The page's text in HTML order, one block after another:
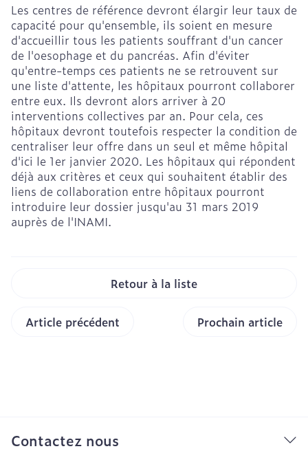
Les centres de référence devront élargir leur taux de
capacité pour qu'ensemble, ils soient en mesure
d'accueillir tous les patients souffrant d'un cancer
de l'oesophage et du pancréas. Afin d'éviter
qu'entre-temps ces patients ne se retrouvent sur
une liste d'attente, les hôpitaux pourront collaborer
entre eux. Ils devront alors arriver à 20
interventions collectives par an. Pour cela, ces
hôpitaux devront toutefois respecter la condition de
centraliser leur offre dans un seul et même hôpital
d'ici le 1er janvier 2020. Les hôpitaux qui répondent
déjà aux critères et ceux qui souhaitent établir des
liens de collaboration entre hôpitaux pourront
introduire leur dossier jusqu'au 31 mars 2019
auprès de l'INAMI.
Retour à la liste
Article précédent Prochain article
Contactez nous